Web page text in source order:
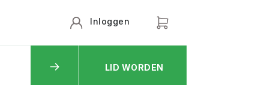
Inloggen
LID WORDEN